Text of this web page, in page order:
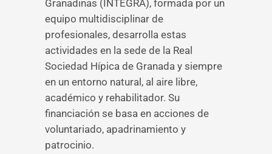
Granadinas (INTEGRA), formada por un
equipo multidisciplinar de
profesionales, desarrolla estas
actividades en la sede de la Real
Sociedad Hípica de Granada y siempre
en un entorno natural, al aire libre,
académico y rehabilitador. Su
financiación se basa en acciones de
voluntariado, apadrinamiento y
patrocinio.